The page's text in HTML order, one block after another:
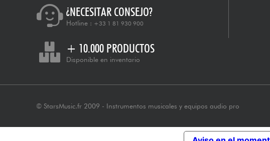
¿NECESITAR CONSEJO?
Hotline : +33 1 81 930 900
+ 10.000 PRODUCTOS
Disponible en inventario
© StarsMusic.fr 2009 - Instrumentos musicales y equipos audio pro